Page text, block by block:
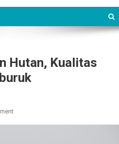
Hutan, Kualitas
On